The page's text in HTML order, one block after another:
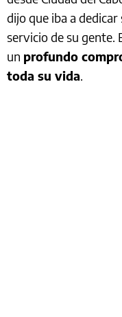
dijo que iba a
servicio de su gente.
un profundo
toda su vida.